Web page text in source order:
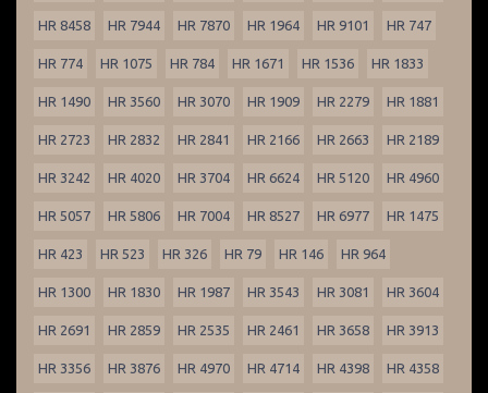
HR 8458 HR 7944 HR 7870 HR 1964 HR 9101 HR 747
HR 774 HR 1075 HR 784 HR 1671 HR 1536 HR 1833
HR 1490 HR 3560 HR 3070 HR 1909 HR 2279 HR 1881
HR 2723 HR 2832 HR 2841 HR 2166 HR 2663 HR 2189
HR 3242 HR 4020 HR 3704 HR 6624 HR 5120 HR 4960
HR 5057 HR 5806 HR 7004 HR 8527 HR 6977 HR 1475
HR 423 HR 523 HR 326 HR 79 HR 146 HR 964
HR 1300 HR 1830 HR 1987 HR 3543 HR 3081 HR 3604
HR 2691 HR 2859 HR 2535 HR 2461 HR 3658 HR 3913
HR 3356 HR 3876 HR 4970 HR 4714 HR 4398 HR 4358